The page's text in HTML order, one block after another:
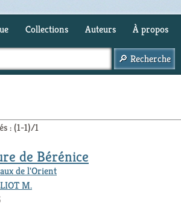
Collections Auteurs À propos
: (1-1)/1
de Bérénice
de l'Orient
M.